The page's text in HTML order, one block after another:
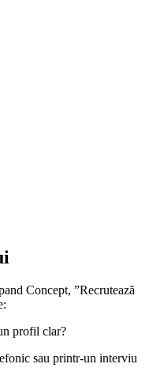
Concept, ”Recrutează
profil clar?
sau printr-un interviu